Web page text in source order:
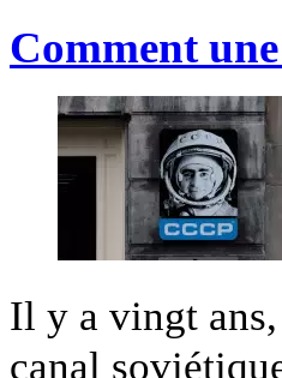
Comment
Il y a vingt
canal